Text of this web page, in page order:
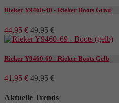
Rieker Y9460-40 - Rieker Boots Grau
44,95 € 49,95 €
Rieker Y9460-69 - Rieker Boots Gelb
41,95 € 49,95 €
Aktuelle Trends